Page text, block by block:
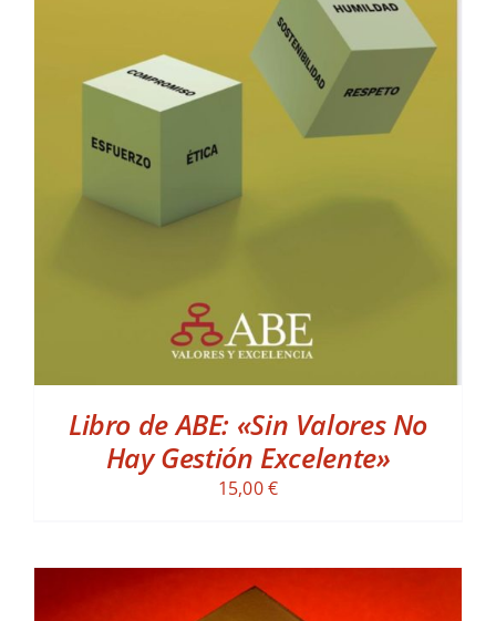
ADD TO CART / DETALLES
Libro de ABE: «Sin Valores No
Hay Gestión Excelente»
15,00€